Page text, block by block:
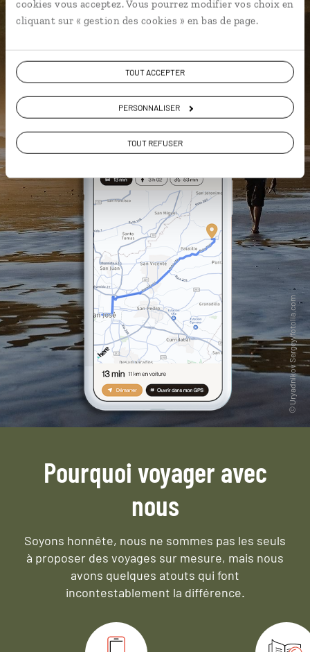
cookies vous acceptez. Vous pourrez modifier vos choix en
cliquant sur « gestion des cookies » en bas de page.
TOUT ACCEPTER
PERSONNALISER
TOUT REFUSER
vous-même
DÉCOUVRIR LUCIOLE
Pourquoi voyager avec
nous
Soyons honnête, nous ne sommes pas les seuls
à proposer des voyages sur mesure, mais nous
avons quelques atouts qui font
incontestablement la différence.